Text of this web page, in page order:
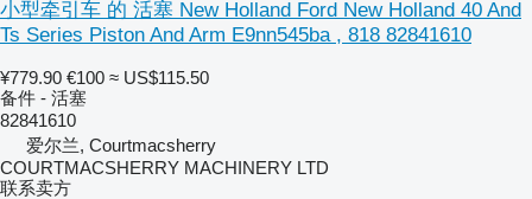
小型牵引车 的 活塞 New Holland Ford New Holland 40 And
Ts Series Piston And Arm E9nn545ba , 818 82841610
¥779.90 €100 ≈ US$115.50
备件 - 活塞
82841610
爱尔兰, Courtmacsherry
COURTMACSHERRY MACHINERY LTD
联系卖方